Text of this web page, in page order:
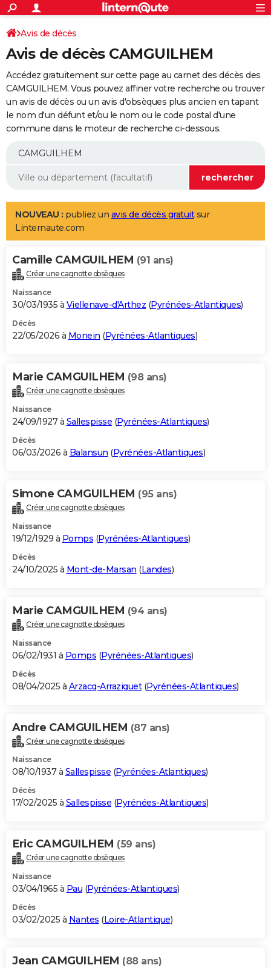
ACTUALITÉS
Politique
Société
Faits Divers
Education
Monde
Villes
+
SPORT
Coupe du monde 2026
Football
Tennis
Cyclisme
Rugby
Forum
Programme TV
TNT
Streaming
Cinéma
Sorties cinéma
Musique
+
FINANCE
Impôts
Immobilier
Risques naturels par ville
Banque
Assurance
Crédit
AUTO
Essais
Réserver un essai
Citadines
Berlines
SUV
Forum auto
+
Mobiles
Meilleur smartphone
Internet
Ordinateurs
Jeux vidéo
Guide high-tech
Aménagement intérieur
LIFESTYLE
Art de vivre
Bien-être
Loisirs
Mode
Modes de vie
Alimentation
Guide de la santé
Maladies
Médicaments
Sommeil
VOYAGE
Destinations
City break
Voyage nature
Voyage de noces
Forum
Climat
+PHOTO
GUIDES D'ACHAT
BONS PLANS
Carte de Noël
Carte Bonne année
Carte Saint-Valentin
Carte Pâques
Carte d'anniversaire
DICTIONNAIRE
Dictionnaire
Biographies
Citations
Expressions
Proverbes
PROGRAMME TV
S'inscrire
Se connecter
Lycées
Collèges
Primaires
Universités
Entreprises
Service militaire
Avis de recherche
AVIS DE DÉCÈS
Bricolage
Lifestyle
Culture
Sport
Auto
Television
Voyage
Cinema
Avis de décès
Avis de décès CAMGUILHEM
Accédez gratuitement sur cette page au carnet des décès des
CAMGUILHEM. Vous pouvez affiner votre recherche ou trouver
un avis de décès ou un avis d'obsèques plus ancien en tapant
le nom d'un défunt et/ou le nom ou le code postal d'une
commune dans le moteur de recherche ci-dessous.
NOUVEAU : publiez un avis de décès gratuitsur
Linternaute.com
Camille CAMGUILHEM (91 ans)
Créer une cagnotte obsèques
Naissance
30/03/1935 à Viellenave-d'Arthez (Pyrénées-Atlantiques)
Décès
22/05/2026 à Monein (Pyrénées-Atlantiques)
Marie CAMGUILHEM (98 ans)
Créer une cagnotte obsèques
Naissance
24/09/1927 à Sallespisse (Pyrénées-Atlantiques)
Décès
06/03/2026 à Balansun (Pyrénées-Atlantiques)
Simone CAMGUILHEM (95 ans)
Créer une cagnotte obsèques
Naissance
19/12/1929 à Pomps (Pyrénées-Atlantiques)
Décès
24/10/2025 à Mont-de-Marsan (Landes)
Marie CAMGUILHEM (94 ans)
Créer une cagnotte obsèques
Naissance
06/02/1931 à Pomps (Pyrénées-Atlantiques)
Décès
08/04/2025 à Arzacq-Arraziguet(Pyrénées-Atlantiques)
Andre CAMGUILHEM (87 ans)
Créer une cagnotte obsèques
Naissance
08/10/1937 à Sallespisse (Pyrénées-Atlantiques)
Décès
17/02/2025 à Sallespisse (Pyrénées-Atlantiques)
Eric CAMGUILHEM (59 ans)
Créer une cagnotte obsèques
Naissance
03/04/1965 à Pau (Pyrénées-Atlantiques)
Décès
03/02/2025 à Nantes (Loire-Atlantique)
Jean CAMGUILHEM (88 ans)